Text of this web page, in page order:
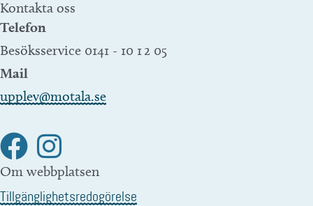
Kontakta oss
Telefon
Besöksservice 0141 - 10 1 2 05
Mail
upplev@motala.se
Om webbplatsen
Tillgänglighetsredogörelse